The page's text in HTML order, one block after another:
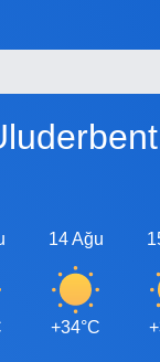
14 Ağu
+34°C